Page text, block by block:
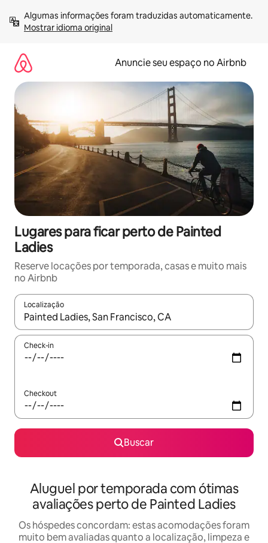
para
Mostrar idioma original
Anuncie seu espaço no Airbnb
Lugares para ficar perto de Painted
Ladies
Reserve locações por temporada, casas e muito mais
no Airbnb
Localização
Quando os resultados estiverem disponíveis, explore-os
Check-in
Checkout
Buscar
Aluguel por temporada com ótimas
avaliações perto de Painted Ladies
Os hóspedes concordam: estas acomodações foram
muito bem avaliadas quanto a localização, limpeza e